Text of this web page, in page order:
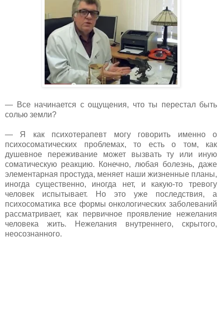
— Все начинается с ощущения, что ты перестал быть
солью земли?
— Я как психотерапевт могу говорить именно о
психосоматических проблемах, то есть о том, как
душевное переживание может вызвать ту или иную
соматическую реакцию. Конечно, любая болезнь, даже
элементарная простуда, меняет наши жизненные планы,
иногда существенно, иногда нет, и какую-то тревогу
человек испытывает. Но это уже последствия, а
психосоматика все формы онкологических заболеваний
рассматривает, как первичное проявление нежелания
человека жить. Нежелания внутреннего, скрытого,
неосознанного.